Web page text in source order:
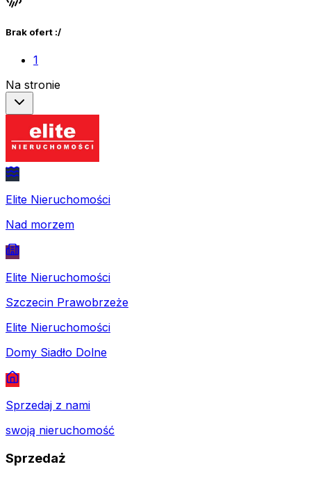
Brak ofert :/
1
Na stronie
Elite Nieruchomości
Nad morzem
Elite Nieruchomości
Szczecin Prawobrzeże
Elite Nieruchomości
Domy Siadło Dolne
Sprzedaj z nami
swoją nieruchomość
Sprzedaż